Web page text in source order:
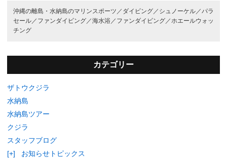
沖縄の離島・水納島のマリンスポーツ／ ダイビング／ シュノーケル／ パラ
セール／ ファンダイビング／海水浴／ ファンダイビング／ ホエールウォッ
チング
カテゴリー
ザトウクジラ
水納島
水納島ツアー
クジラ
スタッフブログ
[+]
お知らせトピックス